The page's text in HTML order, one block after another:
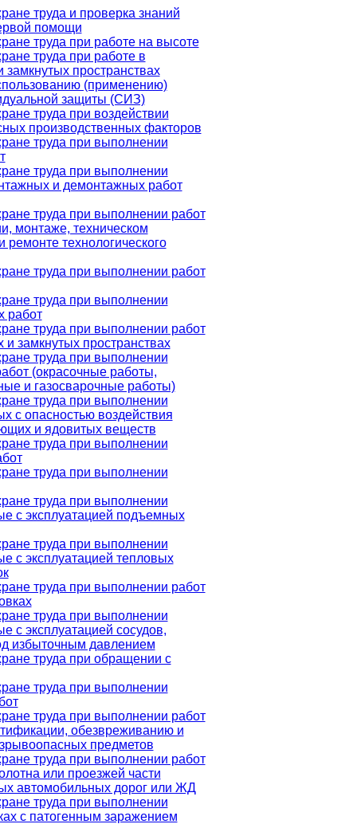
труда и проверка знаний
помощи
труда при работе на высоте
труда при работе в
замкнутых пространствах
(применению)
защиты (СИЗ)
труда при воздействии
производственных факторов
труда при выполнении
труда при выполнении
и демонтажных работ
труда при выполнении работ
монтаже, техническом
ремонте технологического
труда при выполнении работ
труда при выполнении
работ
труда при выполнении работ
и замкнутых пространствах
труда при выполнении
(окрасочные работы,
и газосварочные работы)
труда при выполнении
с опасностью воздействия
и ядовитых веществ
труда при выполнении
труда при выполнении
труда при выполнении
с эксплуатацией подъемных
труда при выполнении
с эксплуатацией тепловых
труда при выполнении работ
труда при выполнении
с эксплуатацией сосудов,
избыточным давлением
труда при обращении с
труда при выполнении
труда при выполнении работ
обезвреживанию и
предметов
труда при выполнении работ
или проезжей части
автомобильных дорог или ЖД
труда при выполнении
с патогенным заражением